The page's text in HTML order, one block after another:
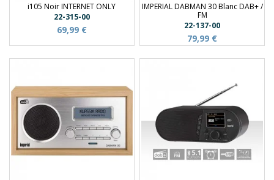
i105 Noir INTERNET ONLY
22-315-00
69,99 €
IMPERIAL DABMAN 30 Blanc DAB+ /
FM
22-137-00
79,99 €